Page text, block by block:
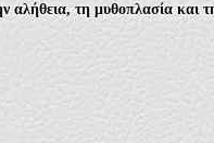
αλήθεια, τη μυθοπλασία και